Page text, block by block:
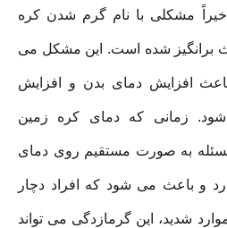
مشکلی با نام گرم شدن کره
برانگیز شده است. این مشکل می
افزایش دمای بدن و افزایش
زمانی که دمای کره زمین
مسئله به صورت مستقیم روی دمای
و باعث می شود که افراد دچار
شدید، این گرمازدگی می تواند